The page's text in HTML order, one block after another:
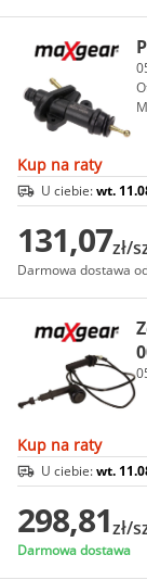
Kup na raty
U ciebie:wt.
131,07zł/
Darmowa dostawa
Kup na raty
U ciebie:wt.
298,81zł/
Darmowa dostawa